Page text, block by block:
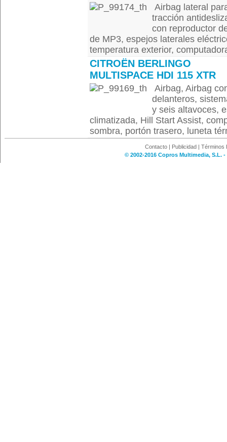
Airbag lateral
tracción
con reproductor
de MP3, espejos laterales
temperatura exterior,
CITROËN BERLINGO
MULTISPACE HDI 115 XTR
Airbag, Airbag
delanteros,
y seis altavoces,
climatizada, Hill Start Assist,
sombra, portón trasero, luneta
Contacto | Publicidad | Términos
© 2002-2016 Copros Multimedia, S.L.